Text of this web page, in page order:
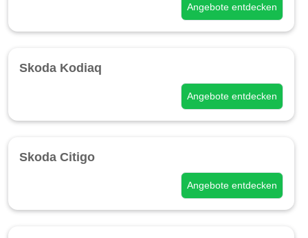
Angebote entdecken
Skoda Kodiaq
Angebote entdecken
Skoda Citigo
Angebote entdecken